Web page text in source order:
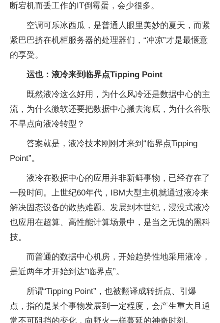
断宕机而丢工作的IT倒霉蛋，会少很多。
空调可乐冰西瓜，是普通人眼里美妙的夏天，而紧
紧巴巴挤在机柜服务器的处理器们，“冲凉”才是最惬意
的享受。
运也：液冷来到临界点Tipping Point
既然液冷这么好用，为什么风冷还是数据中心的主
流，为什么微软还要把数据中心搬去海底，为什么谷歌
不早点向液冷转型？
答案就是，液冷技术刚刚才来到“临界点Tipping
Point”。
液冷在数据中心的应用并非新鲜事物，已经存在了
一段时间。上世纪60年代，IBM大型主机就通过液冷来
解决固态设备的散热难题。发展到本世纪，浸没式液冷
也应用在超算、高性能计算场景中，是当之无愧的黑科
技。
而普通的数据中心机房，开始趋势性地采用液冷，
是近两年才开始到达“临界点”。
所谓“Tipping Point”，也被翻译成转折点、引爆
点，指的是某个事物发展到一定程度，会产生重大且通
常不可阻挡的变化，向野火一样蔓延的神奇时刻。